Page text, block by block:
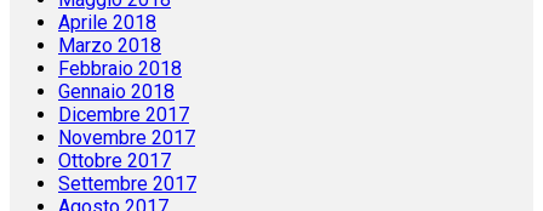
Giugno 2018
Maggio 2018
Aprile 2018
Marzo 2018
Febbraio 2018
Gennaio 2018
Dicembre 2017
Novembre 2017
Ottobre 2017